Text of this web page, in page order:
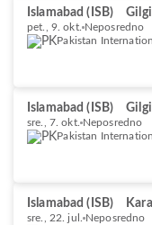
Islamabad (ISB)
pet., 9. okt. Neposredno
Pakistan
Islamabad (ISB)
sre., 7. okt. Neposredno
Pakistan
Islamabad (ISB)
sre., 22. jul.
Neposredno